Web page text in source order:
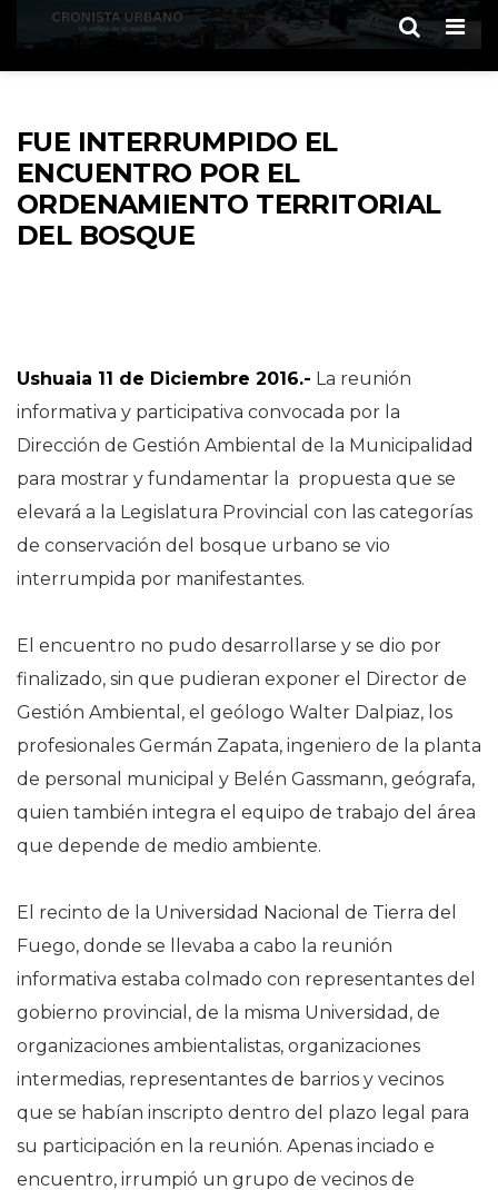
FUE INTERRUMPIDO EL
ENCUENTRO POR EL
ORDENAMIENTO TERRITORIAL
DEL BOSQUE
Ushuaia 11 de Diciembre 2016.- La reunión
informativa y participativa convocada por la
Dirección de Gestión Ambiental de la Municipalidad
para mostrar y fundamentar la propuesta que se
elevará a la Legislatura Provincial con las categorías
de conservación del bosque urbano se vio
interrumpida por manifestantes.
El encuentro no pudo desarrollarse y se dio por
finalizado, sin que pudieran exponer el Director de
Gestión Ambiental, el geólogo Walter Dalpiaz, los
profesionales Germán Zapata, ingeniero de la planta
de personal municipal y Belén Gassmann, geógrafa,
quien también integra el equipo de trabajo del área
que depende de medio ambiente.
El recinto de la Universidad Nacional de Tierra del
Fuego, donde se llevaba a cabo la reunión
informativa estaba colmado con representantes del
gobierno provincial, de la misma Universidad, de
organizaciones ambientalistas, organizaciones
intermedias, representantes de barrios y vecinos
que se habían inscripto dentro del plazo legal para
su participación en la reunión. Apenas inciado e
encuentro, irrumpió un grupo de vecinos de